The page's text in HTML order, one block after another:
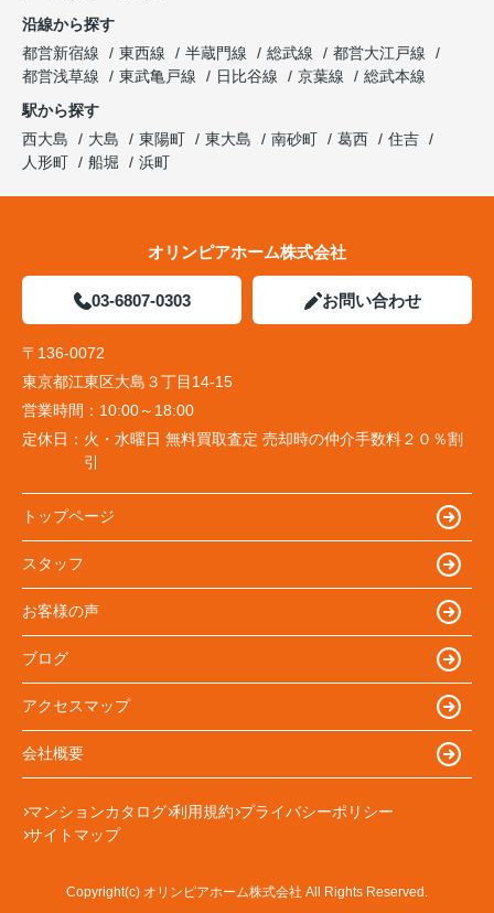
沿線から探す
都営新宿線
東西線 半蔵門線 総武線
都営大江戸線
都営浅草線
東武亀戸線 日比谷線 京葉線
総武本線
駅から探す
西大島
大島 東陽町 東大島 南砂町 葛西
住吉
人形町
船堀 浜町
オリンピアホーム株式会社
03-6807-0303 お問い合わせ
〒136-0072
東京都江東区大島３丁目14-15
営業時間： 10:00～18:00
定休日： 火・水曜日 無料買取査定 売却時の仲介手数料２０％割
引
トップページ
スタッフ
お客様の声
ブログ
アクセスマップ
会社概要
マンションカタログ 利用規約 プライバシーポリシー
サイトマップ
Copyright(c) オリンピアホーム株式会社 All Rights Reserved.